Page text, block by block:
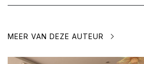
MEER VAN DEZE AUTEUR